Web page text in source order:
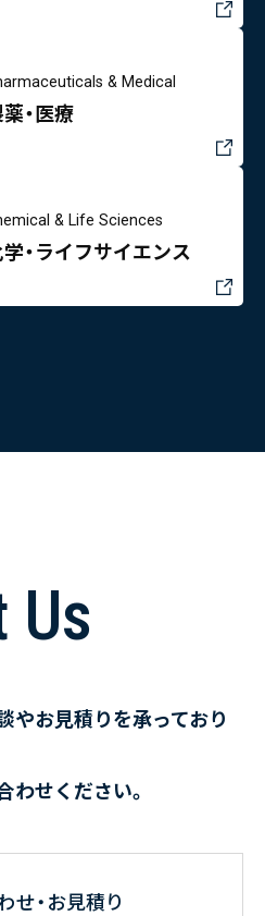
& Medical
・医療
& Life Sciences
・ライフサイエンス
Us
やお見積りを承っており
わせください。
せ・お見積り